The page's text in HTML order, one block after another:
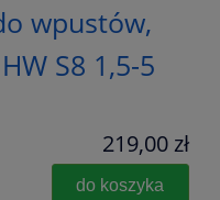
wpustów,
S8 1,5-5
219,00 zł
do koszyka